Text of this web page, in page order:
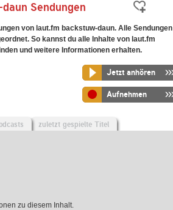
Sendungen
von laut.fm backstuw-daun. Alle Sendungen
So kannst du alle Inhalte von laut.fm
und weitere Informationen erhalten.
Jetzt anhören
Aufnehmen
zuletzt gespielte Titel
zu diesem Inhalt.